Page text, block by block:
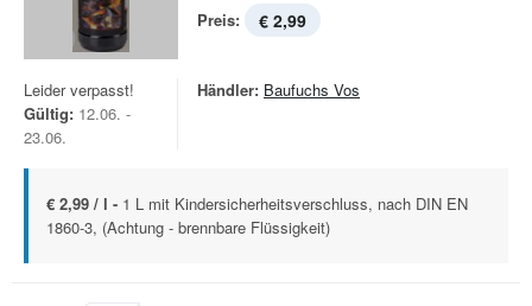
Preis: € 2,99
Leider verpasst!
Gültig: 12.06. -
23.06.
Händler: Baufuchs Vos
€ 2,99 / l - 1 L mit Kindersicherheitsverschluss, nach DIN EN
1860-3, (Achtung - brennbare Flüssigkeit)